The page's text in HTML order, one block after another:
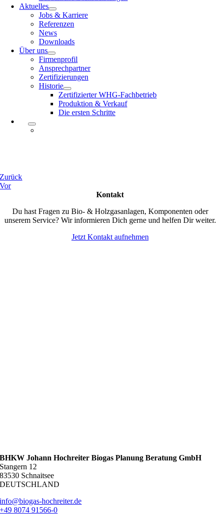
Aktuelles
Jobs & Karriere
Referenzen
News
Downloads
Über uns
Firmenprofil
Ansprechpartner
Zertifizierungen
Historie
Zertifizierter WHG-Fachbetrieb
Produktion & Verkauf
Die ersten Schritte
Zurück
Vor
Kontakt
Du hast Fragen zu Bio- & Holzgasanlagen, Komponenten oder
unserem Service? Wir informieren Dich gerne und helfen Dir weiter.
Jetzt Kontakt aufnehmen
BHKW Johann Hochreiter Biogas Planung Beratung GmbH
Stangern 12
83530 Schnaitsee
DEUTSCHLAND
info@biogas-hochreiter.de
+49 8074 91566-0